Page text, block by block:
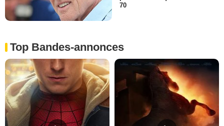
70
Top Bandes-annonces